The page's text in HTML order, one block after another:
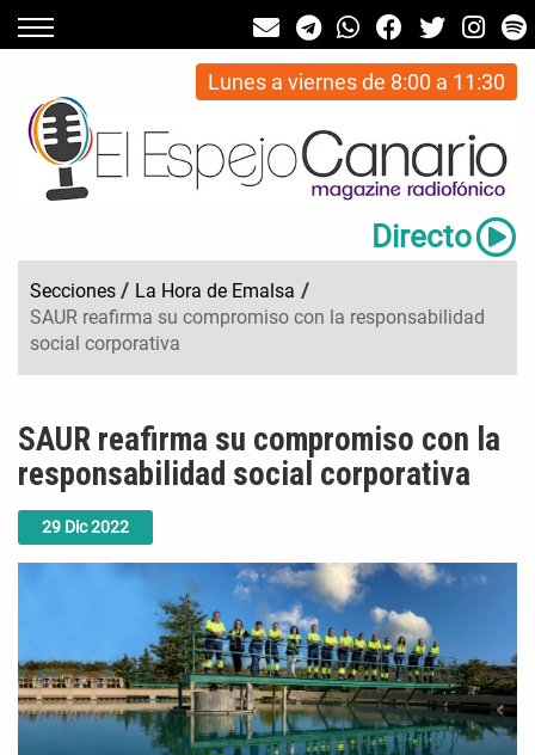
Lunes a viernes de 8:00 a 11:30
Directo
Secciones / La Hora de Emalsa /
SAUR reafirma su compromiso con la responsabilidad
social corporativa
29 Dic2022
SAUR reafirma su compromiso con la
responsabilidad social corporativa